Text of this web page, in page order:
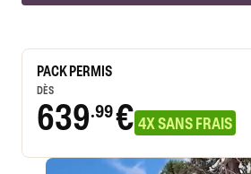
PACK PERMIS
DÈS
639.99€ 4X SANS FRAIS